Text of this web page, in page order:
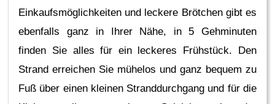
Einkaufsmöglichkeiten und leckere Brötchen gibt es
ebenfalls ganz in Ihrer Nähe, in 5 Gehminuten
finden Sie alles für ein leckeres Frühstück. Den
Strand erreichen Sie mühelos und ganz bequem zu
Fuß über einen kleinen Stranddurchgang und für die